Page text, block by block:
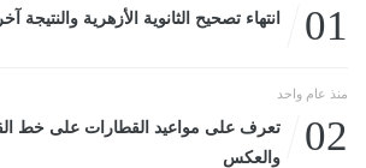
01 انتهاء تصحيح الثانوية الأزهرية والنتيجة
منذ عام واحد
02
تعرف على مواعيد القطارات على خط
والعكس